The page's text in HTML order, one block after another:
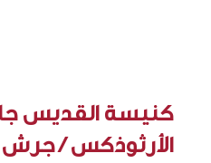
كنيسة القديس
الأرثوذكس / جرش